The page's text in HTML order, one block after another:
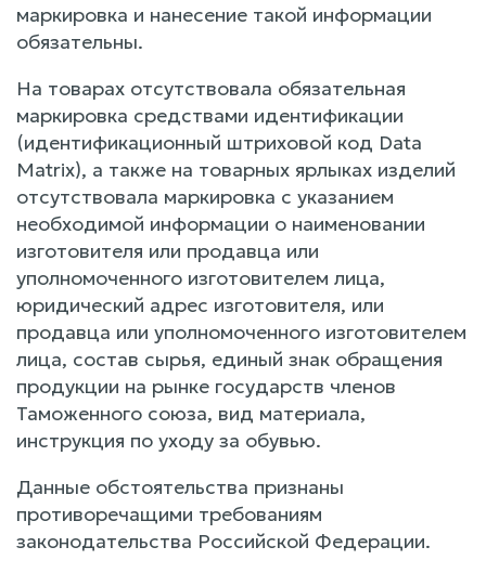
маркировка и нанесение такой информации
обязательны.
На товарах отсутствовала обязательная
маркировка средствами идентификации
(идентификационный штриховой код Data
Matrix), а также на товарных ярлыках изделий
отсутствовала маркировка с указанием
необходимой информации о наименовании
изготовителя или продавца или
уполномоченного изготовителем лица,
юридический адрес изготовителя, или
продавца или уполномоченного изготовителем
лица, состав сырья, единый знак обращения
продукции на рынке государств членов
Таможенного союза, вид материала,
инструкция по уходу за обувью.
Данные обстоятельства признаны
противоречащими требованиям
законодательства Российской Федерации.